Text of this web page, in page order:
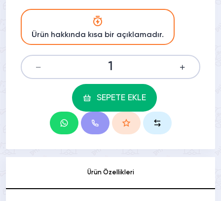
Ürün hakkında kısa bir açıklamadır.
SEPETE EKLE
Ürün Özellikleri